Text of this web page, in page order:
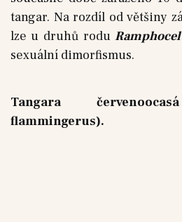
tangar. Na rozdíl od většiny
lze u druhů rodu
sexuální dimorfismus.
Tangara
flammingerus).